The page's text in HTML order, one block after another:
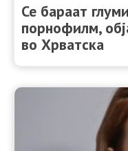
Се бараат
порнофилм,
во Хрватска